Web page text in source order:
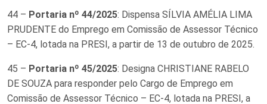
44 – Portaria nº 44/2025: Dispensa SÍLVIA AMÉLIA LIMA
PRUDENTE do Emprego em Comissão de Assessor Técnico
– EC-4, lotada na PRESI, a partir de 13 de outubro de 2025.
45 – Portaria nº 45/2025: Designa CHRISTIANE RABELO
DE SOUZA para responder pelo Cargo de Emprego em
Comissão de Assessor Técnico – EC-4, lotada na PRESI, a